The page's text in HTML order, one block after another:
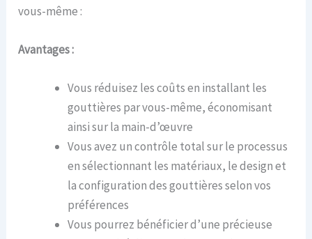
vous-même :
Avantages :
Vous réduisez les coûts en installant les
gouttières par vous-même, économisant
ainsi sur la main-d’œuvre
Vous avez un contrôle total sur le processus
en sélectionnant les matériaux, le design et
la configuration des gouttières selon vos
préférences
Vous pourrez bénéficier d’une précieuse